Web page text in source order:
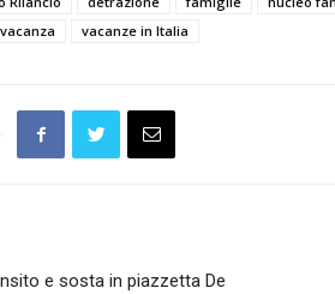
vacanza vacanze in Italia
e sosta in piazzetta De